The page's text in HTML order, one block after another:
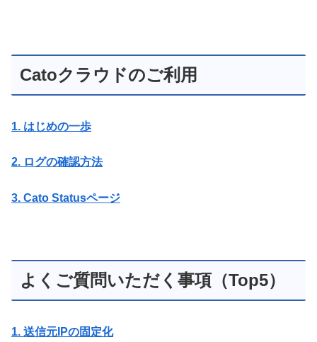
Catoクラウドのご利用
1. はじめの一歩
2. ログの確認方法
3. Cato Statusページ
よくご質問いただく事項（Top5）
1. 送信元IPの固定化